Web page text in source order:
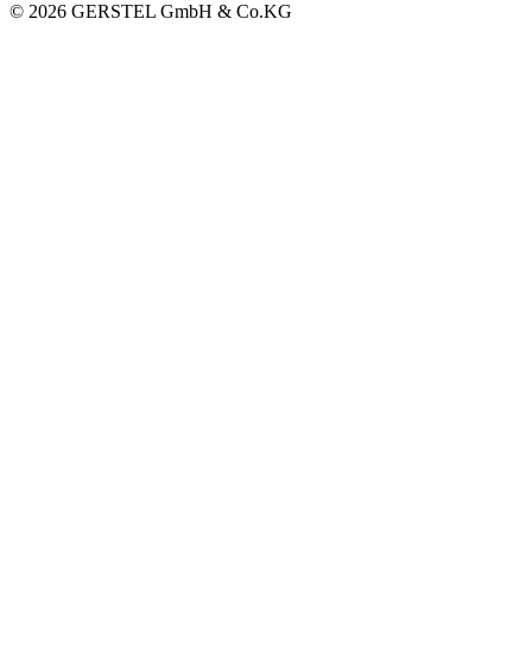
© 2026 GERSTEL GmbH & Co.KG